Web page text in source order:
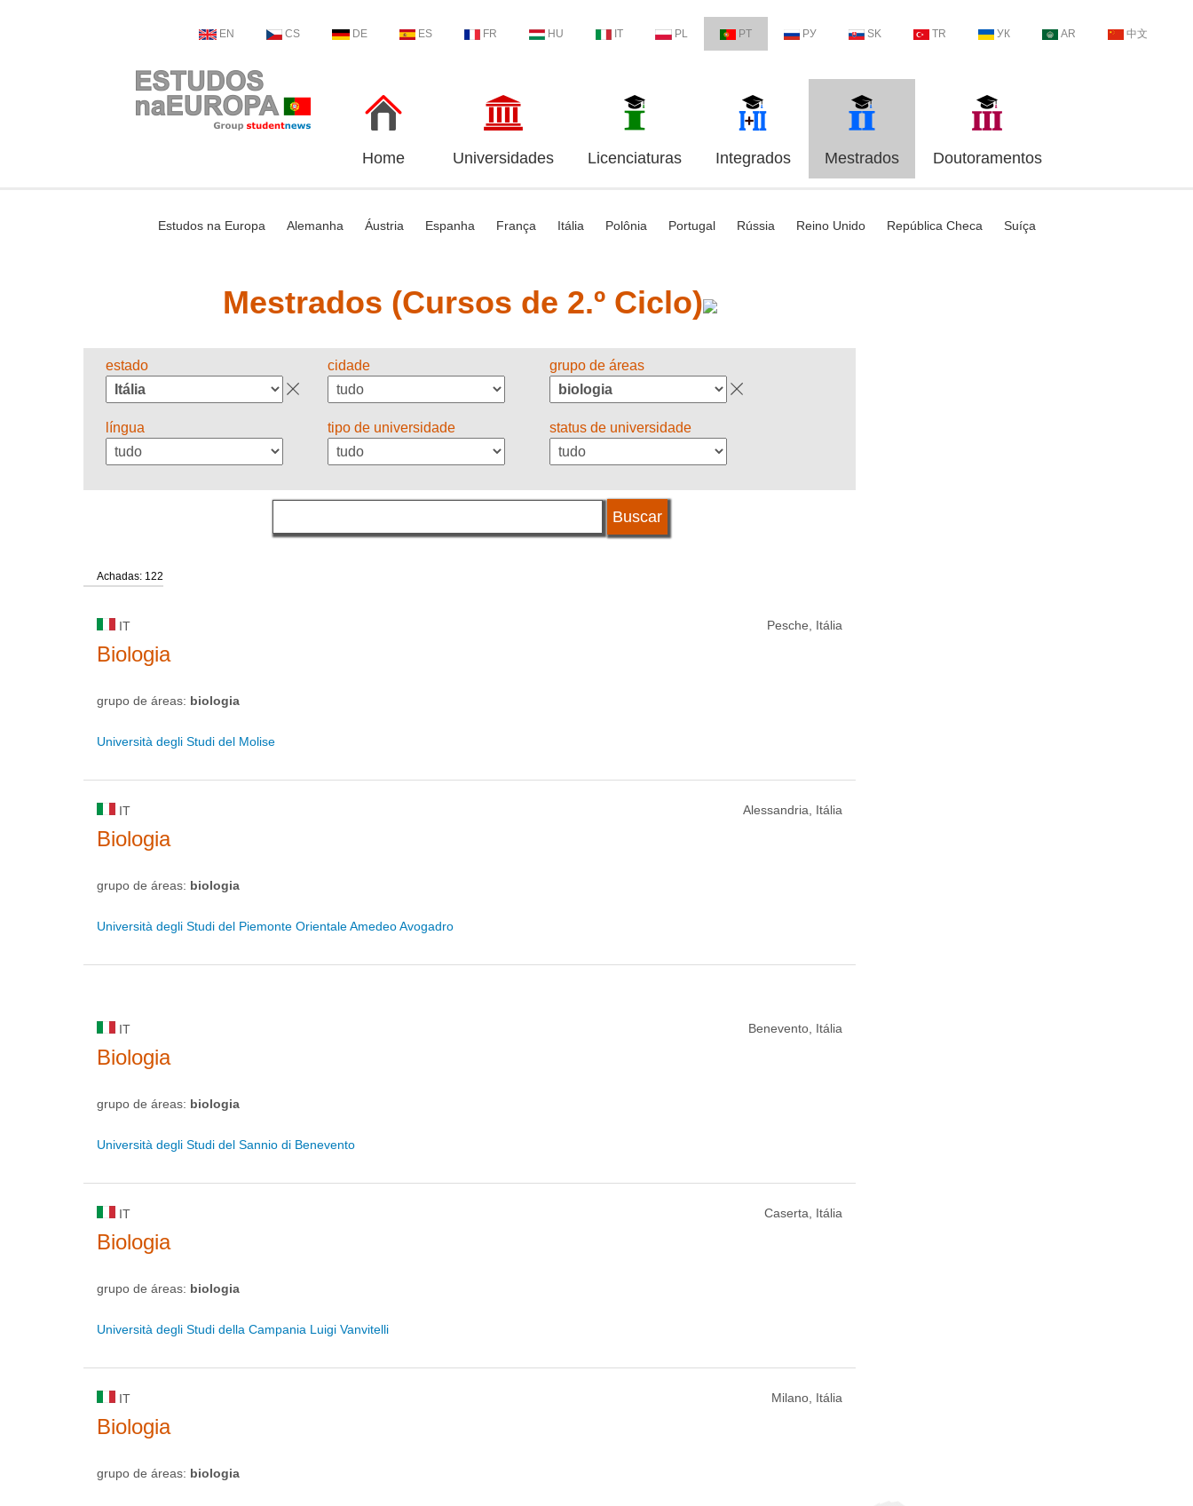
EN CS DE ES FR HU IT PL PT РУ SK TR УК AR 中文
Home Universidades Licenciaturas Integrados Mestrados Doutoramentos
Estudos na Europa Alemanha Áustria Espanha França Itália Polônia Portugal Rússia Reino Unido República Checa Suíça
Mestrados (Cursos de 2.º Ciclo)
estado cidade grupo de áreas
língua tipo de universidade status de universidade
Achadas: 122
IT Pesche, Itália
Biologia
grupo de áreas: biologia
Università degli Studi del Molise
IT Alessandria, Itália
Biologia
grupo de áreas: biologia
Università degli Studi del Piemonte Orientale Amedeo Avogadro
IT Benevento, Itália
Biologia
grupo de áreas: biologia
Università degli Studi del Sannio di Benevento
IT Caserta, Itália
Biologia
grupo de áreas: biologia
Università degli Studi della Campania Luigi Vanvitelli
IT Milano, Itália
Biologia
grupo de áreas: biologia